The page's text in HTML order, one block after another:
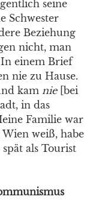
seine
Schwester
Beziehung
nicht, man
einem Brief
nie zu Hause.
kam nie[bei
in das
Familie war
Wien weiß, habe
als Tourist